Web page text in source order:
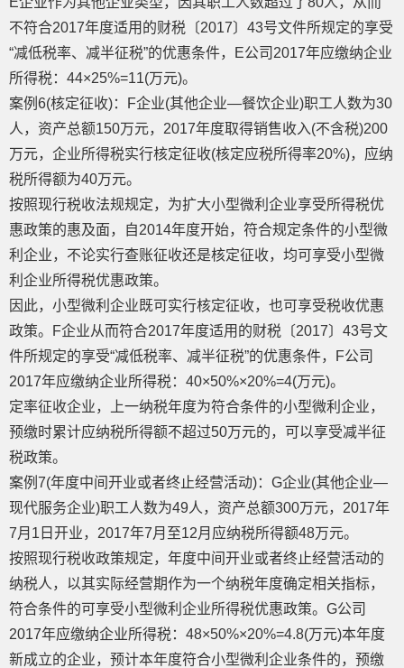
不符合2017年度适用的财税〔2017〕43号文件所规定的享受
“减低税率、减半征税”的优惠条件，E公司2017年应缴纳企业
所得税：44×25%=11(万元)。
案例6(核定征收)：F企业(其他企业—餐饮企业)职工人数为30
人，资产总额150万元，2017年度取得销售收入(不含税)200
万元，企业所得税实行核定征收(核定应税所得率20%)，应纳
税所得额为40万元。
按照现行税收法规规定，为扩大小型微利企业享受所得税优
惠政策的惠及面，自2014年度开始，符合规定条件的小型微
利企业，不论实行查账征收还是核定征收，均可享受小型微
利企业所得税优惠政策。
因此，小型微利企业既可实行核定征收，也可享受税收优惠
政策。F企业从而符合2017年度适用的财税〔2017〕43号文
件所规定的享受“减低税率、减半征税”的优惠条件，F公司
2017年应缴纳企业所得税：40×50%×20%=4(万元)。
定率征收企业，上一纳税年度为符合条件的小型微利企业，
预缴时累计应纳税所得额不超过50万元的，可以享受减半征
税政策。
案例7(年度中间开业或者终止经营活动)：G企业(其他企业—
现代服务企业)职工人数为49人，资产总额300万元，2017年
7月1日开业，2017年7月至12月应纳税所得额48万元。
按照现行税收政策规定，年度中间开业或者终止经营活动的
纳税人，以其实际经营期作为一个纳税年度确定相关指标，
符合条件的可享受小型微利企业所得税优惠政策。G公司
2017年应缴纳企业所得税：48×50%×20%=4.8(万元)本年度
新成立的企业，预计本年度符合小型微利企业条件的，预缴